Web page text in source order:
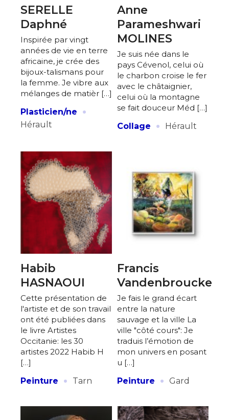
SERELLE
Daphné
Inspirée par vingt
années de vie en terre
africaine, je crée des
bijoux-talismans pour
la femme. Je vibre aux
mélanges de matièr […]
Plasticien/ne
·
Hérault
Anne
Parameshwari
MOLINES
Je suis née dans le
pays Cévenol, celui où
le charbon croise le fer
avec le châtaignier,
celui où la montagne
se fait douceur Méd […]
Collage
· Hérault
Habib
HASNAOUI
Cette présentation de
l'artiste et de son travail
ont été publiées dans
le livre Artistes
Occitanie: les 30
artistes 2022 Habib H
[…]
Peinture
· Tarn
Francis
Vandenbroucke
Je fais le grand écart
entre la nature
sauvage et la ville La
ville "côté cours": Je
traduis l’émotion de
mon univers en posant
u […]
Peinture
· Gard